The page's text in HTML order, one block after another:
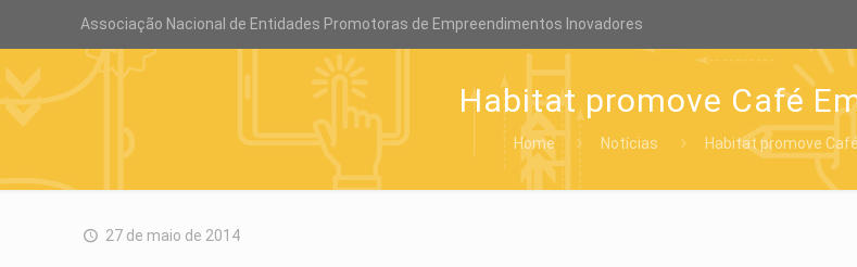
Associação Nacional de Entidades Promotoras de Empreendimentos Inovadores
Habitat promove Café
Home Notícias Habitat promove
27 de maio de 2014